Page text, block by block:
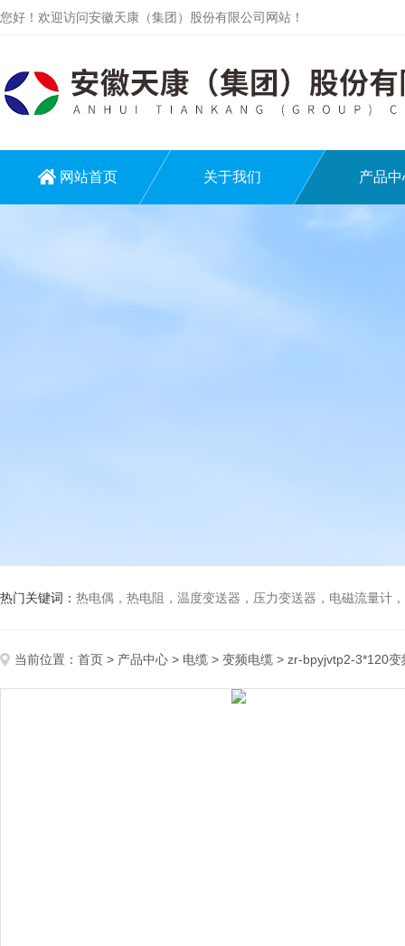
您好！欢迎访问安徽天康（集团）股份有限公司网站！
网站首页 关于我们 产品中
热门关键词： 热电偶，热电阻，温度变送器，压力变送器，电磁流量计，
当前位置： 首页 > 产品中心 > 电缆 > 变频电缆 > zr-bpyjvtp2-3*120变